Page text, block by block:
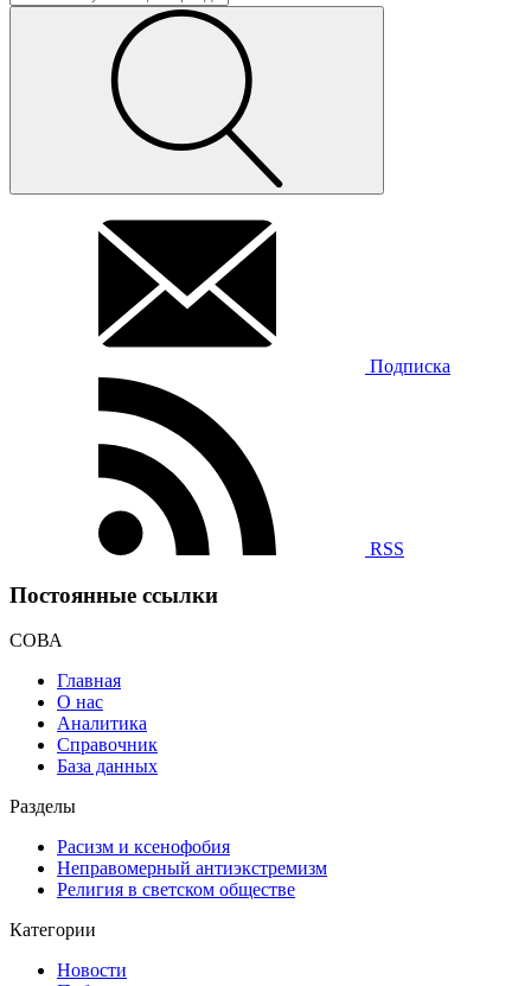
Подписка
RSS
Постоянные ссылки
СОВА
Главная
О нас
Аналитика
Справочник
База данных
Разделы
Расизм и ксенофобия
Неправомерный антиэкстремизм
Религия в светском обществе
Категории
Новости